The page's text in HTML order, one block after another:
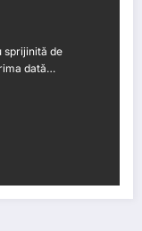
sprijinită de
dată…